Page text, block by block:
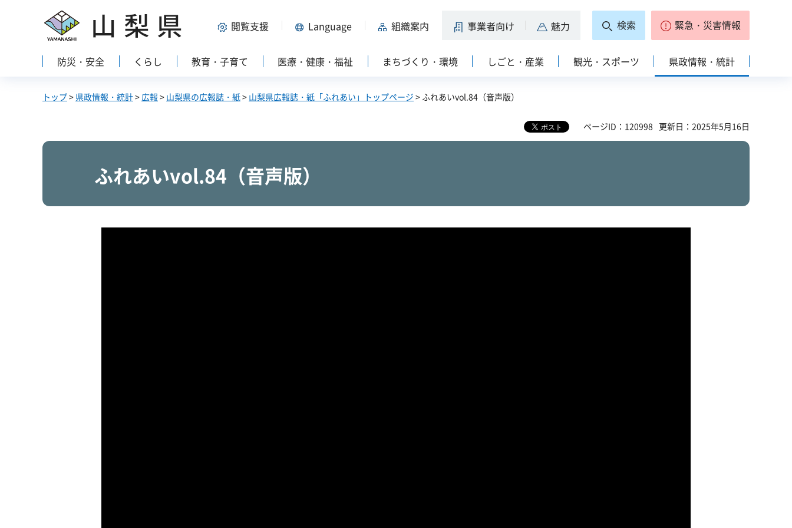
山梨県 閲覧支援 Language 組織案内 事業者向け 魅力 検索 緊急・災害情報
防災・安全 くらし 教育・子育て 医療・健康・福祉 まちづくり・環境 しごと・産業 観光・スポーツ 県政情報・統計
トップ> 県政情報・統計> 広報 > 山梨県の広報誌・紙> 山梨県広報誌・紙「ふれあい」トップページ > ふれあいvol.84（音声版）
ページID：120998 更新日：2025年5月16日
ふれあいvol.84（音声版）